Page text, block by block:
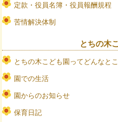
定款・役員名簿・役員報酬規程
苦情解決体制
とちの木
とちの木こども園ってどんなと
園での生活
園からのお知らせ
保育日記